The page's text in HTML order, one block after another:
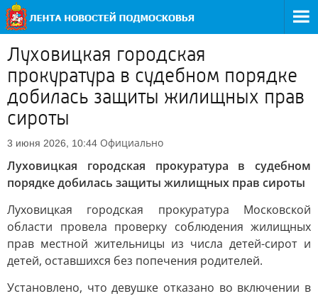
Луховицкая городская
прокуратура в судебном порядке
добилась защиты жилищных прав
сироты
3 июня 2026, 10:44 Официально
Луховицкая городская прокуратура в судебном
порядке добилась защиты жилищных прав сироты
Луховицкая городская прокуратура Московской
области провела проверку соблюдения жилищных
прав местной жительницы из числа детей-сирот и
детей, оставшихся без попечения родителей.
Установлено, что девушке отказано во включении в